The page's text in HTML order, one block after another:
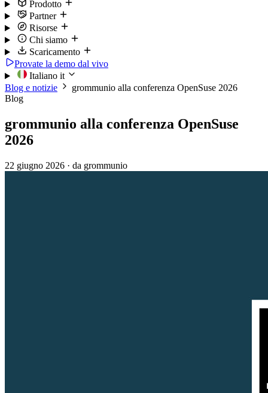
Prodotto
Partner
Risorse
Chi siamo
Scaricamento
Provate la demo dal vivo
Italiano it
Blog e notizie
grommunio alla conferenza OpenSuse 2026
Blog
grommunio alla conferenza OpenSuse
2026
22 giugno 2026 · da grommunio